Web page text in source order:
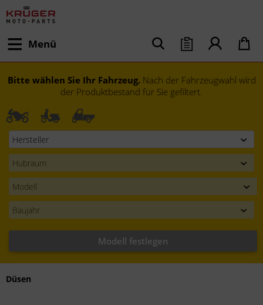
Menü
Bitte wählen Sie Ihr Fahrzeug. Nach der Fahrzeugwahl wird
der Produktbestand für Sie gefiltert.
Modell festlegen
Düsen